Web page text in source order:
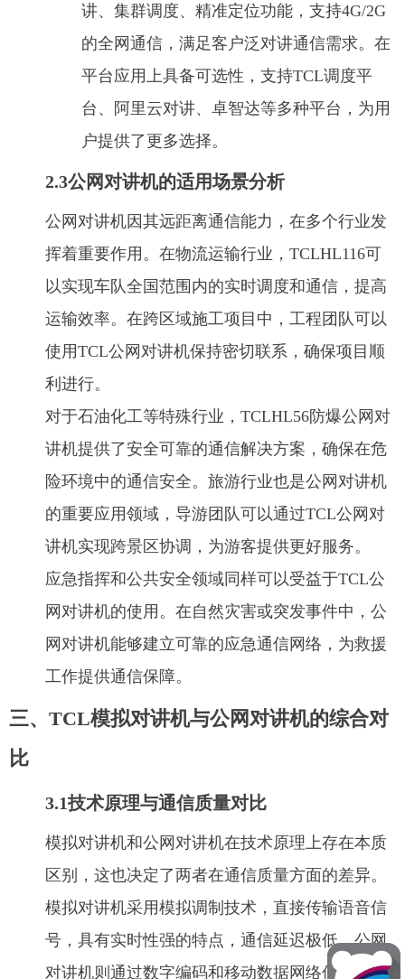
讲、集群调度、精准定位功能，支持4G/2G
的全网通信，满足客户泛对讲通信需求。在
平台应用上具备可选性，支持TCL调度平
台、阿里云对讲、卓智达等多种平台，为用
户提供了更多选择。
2.3公网对讲机的适用场景分析
公网对讲机因其远距离通信能力，在多个行业发
挥着重要作用。在物流运输行业，TCLHL116可
以实现车队全国范围内的实时调度和通信，提高
运输效率。在跨区域施工项目中，工程团队可以
使用TCL公网对讲机保持密切联系，确保项目顺
利进行。
对于石油化工等特殊行业，TCLHL56防爆公网对
讲机提供了安全可靠的通信解决方案，确保在危
险环境中的通信安全。旅游行业也是公网对讲机
的重要应用领域，导游团队可以通过TCL公网对
讲机实现跨景区协调，为游客提供更好服务。
应急指挥和公共安全领域同样可以受益于TCL公
网对讲机的使用。在自然灾害或突发事件中，公
网对讲机能够建立可靠的应急通信网络，为救援
工作提供通信保障。
三、TCL模拟对讲机与公网对讲机的综合对
比
3.1技术原理与通信质量对比
模拟对讲机和公网对讲机在技术原理上存在本质
区别，这也决定了两者在通信质量方面的差异。
模拟对讲机采用模拟调制技术，直接传输语音信
号，具有实时性强的特点，通信延迟极低。公网
对讲机则通过数字编码和移动数据网络传输语